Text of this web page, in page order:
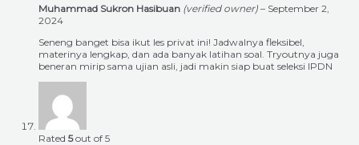
Muhammad Sukron Hasibuan (verified owner) – September 2,
2024
Seneng banget bisa ikut les privat ini! Jadwalnya fleksibel,
materinya lengkap, dan ada banyak latihan soal. Tryoutnya juga
beneran mirip sama ujian asli, jadi makin siap buat seleksi IPDN
Rated 5out of 5